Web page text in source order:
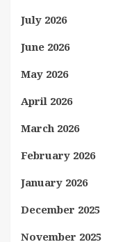
July 2026
June 2026
May 2026
April 2026
March 2026
February 2026
January 2026
December 2025
November 2025